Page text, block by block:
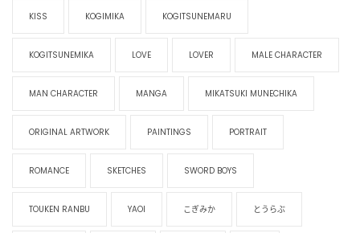
KISS KOGIMIKA KOGITSUNEMARU
KOGITSUNEMIKA LOVE LOVER MALE CHARACTER
MAN CHARACTER MANGA MIKATSUKI MUNECHIKA
ORIGINAL ARTWORK PAINTINGS PORTRAIT
ROMANCE SKETCHES SWORD BOYS
TOUKEN RANBU YAOI こぎみか とうらぶ